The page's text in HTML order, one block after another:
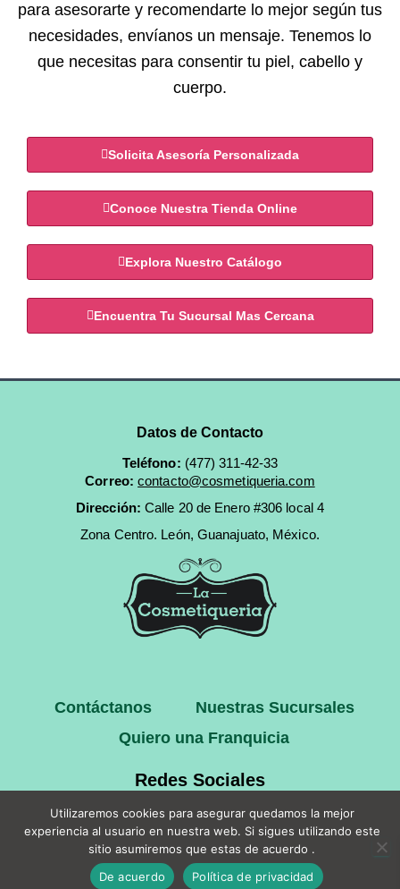
para asesorarte y recomendarte lo mejor según tus
necesidades, envíanos un mensaje. Tenemos lo
que necesitas para consentir tu piel, cabello y
cuerpo.
Solicita Asesoría Personalizada
Conoce Nuestra Tienda Online
Explora Nuestro Catálogo
Encuentra Tu Sucursal Mas Cercana
Datos de Contacto
Teléfono: (477) 311-42-33
Correo: contacto@cosmetiqueria.com
Dirección:Calle 20 de Enero #306 local 4
Zona Centro. León, Guanajuato, México.
Contáctanos
Nuestras Sucursales
Quiero una Franquicia
Redes Sociales
Copyright © 2025 La Cosmetiqueria
Utilizaremos cookies para asegurar quedamos la mejor
experiencia al usuario en nuestra web. Si sigues utilizando este
sitio asumiremos que estas de acuerdo .
De acuerdo
Política de privacidad